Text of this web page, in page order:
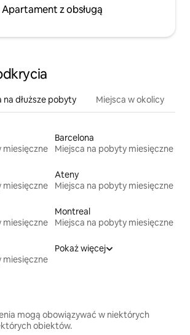
Apartament z obsługą
na dłuższe pobyty Miejsca w okolicy
miesięczne
Barcelona
Miejsca na pobyty miesięczne
miesięczne
Ateny
Miejsca na pobyty miesięczne
miesięczne
Montreal
Miejsca na pobyty miesięczne
miesięczne
Pokaż więcej
mogą obowiązywać w niektórych
obiektów.